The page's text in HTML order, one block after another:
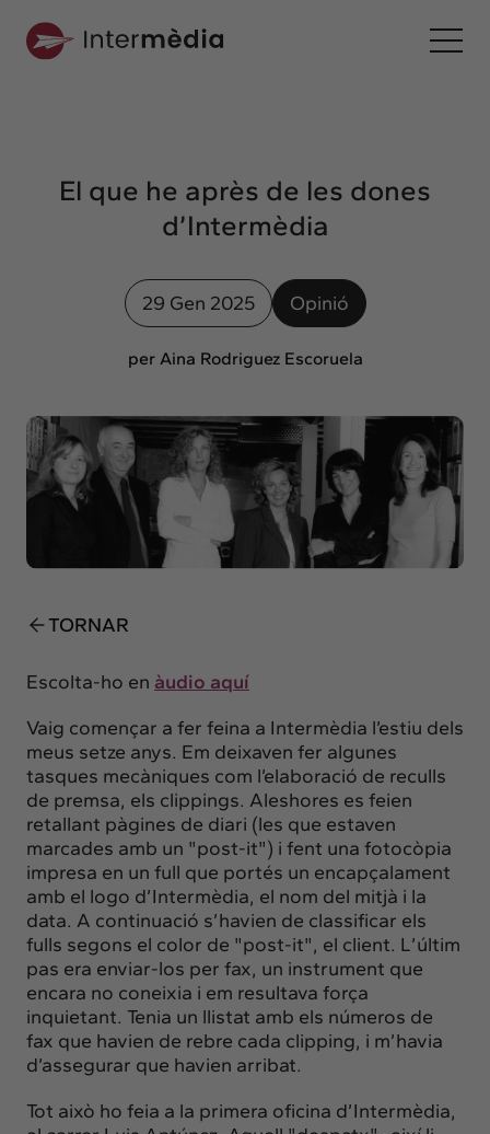
Interconnexió
Els nostres serveis
Interacció
Intermèdia
Interrelació
Clients
Insights
Intercanvi
El que he après de les dones
d’Intermèdia
29 Gen 2025 Opinió
per Aina Rodriguez Escoruela
TORNAR
Escolta-ho en àudio aquí
Vaig començar a fer feina a Intermèdia l’estiu dels
meus setze anys. Em deixaven fer algunes
tasques mecàniques com l’elaboració de reculls
de premsa, els clippings. Aleshores es feien
retallant pàgines de diari (les que estaven
marcades amb un "post-it") i fent una fotocòpia
impresa en un full que portés un encapçalament
amb el logo d’Intermèdia, el nom del mitjà i la
data. A continuació s’havien de classificar els
fulls segons el color de "post-it", el client. L’últim
pas era enviar-los per fax, un instrument que
encara no coneixia i em resultava força
inquietant. Tenia un llistat amb els números de
fax que havien de rebre cada clipping, i m’havia
d’assegurar que havien arribat.
Tot això ho feia a la primera oficina d’Intermèdia,